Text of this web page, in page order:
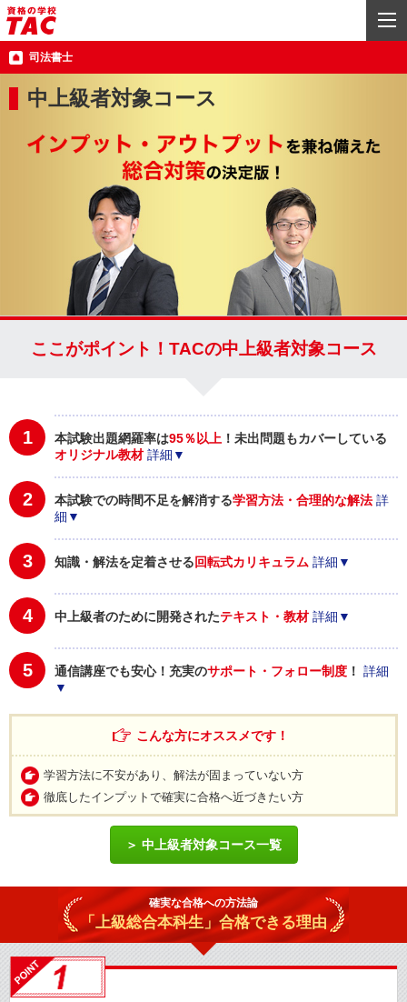
司法書士
中上級者対象コース
ここがポイント！TACの中上級者対象コース
1 本試験出題網羅率は95％以上 ！未出問題もカバーしている
オリジナル教材 詳細▼
2 本試験での時間不足を解消する学習方法・合理的な解法 詳
細▼
3 知識・解法を定着させる回転式カリキュラム 詳細▼
4 中上級者のために開発されたテキスト・教材 詳細▼
5 通信講座でも安心！充実のサポート・フォロー制度 ！ 詳細
▼
こんな方にオススメです！
学習方法に不安があり、解法が固まっていない方
徹底したインプットで確実に合格へ近づきたい方
中上級者対象コース一覧
確実な合格への方法論
「上級総合本科生」合格できる理由